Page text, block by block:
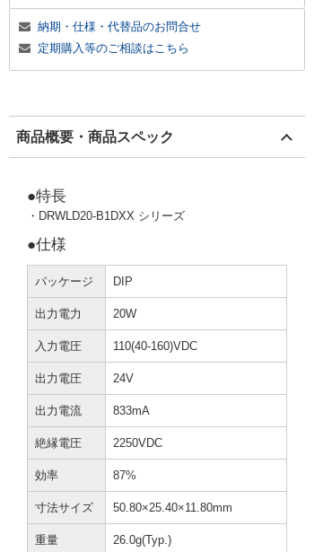
納期・仕様・代替品のお問合せ
定期購入等のご相談はこちら
商品概要・商品スペック
●特長
・DRWLD20-B1DXX シリーズ
●仕様
パッケージ DIP
出力電力 20W
入力電圧 110(40-160)VDC
出力電圧 24V
出力電流 833mA
絶縁電圧 2250VDC
効率 87%
寸法サイズ 50.80×25.40×11.80mm
重量 26.0g(Typ.)